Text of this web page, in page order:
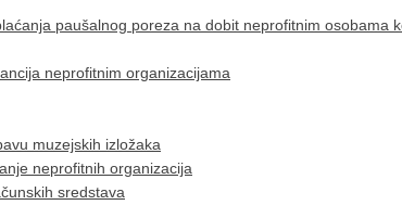
paušalnog poreza na dobit neprofitnim osobama
neprofitnim organizacijama
muzejskih izložaka
neprofitnih organizacija
sredstava